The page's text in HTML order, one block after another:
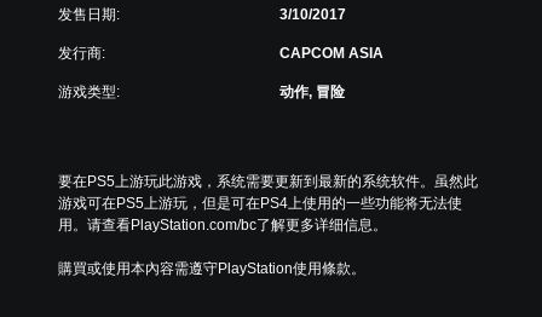
发售日期: 3/10/2017
发行商: CAPCOM ASIA
游戏类型: 动作, 冒险
要在PS5上游玩此游戏，系统需要更新到最新的系统软件。虽然此
游戏可在PS5上游玩，但是可在PS4上使用的一些功能将无法使
用。请查看PlayStation.com/bc了解更多详细信息。
購買或使用本內容需遵守PlayStation使用條款。